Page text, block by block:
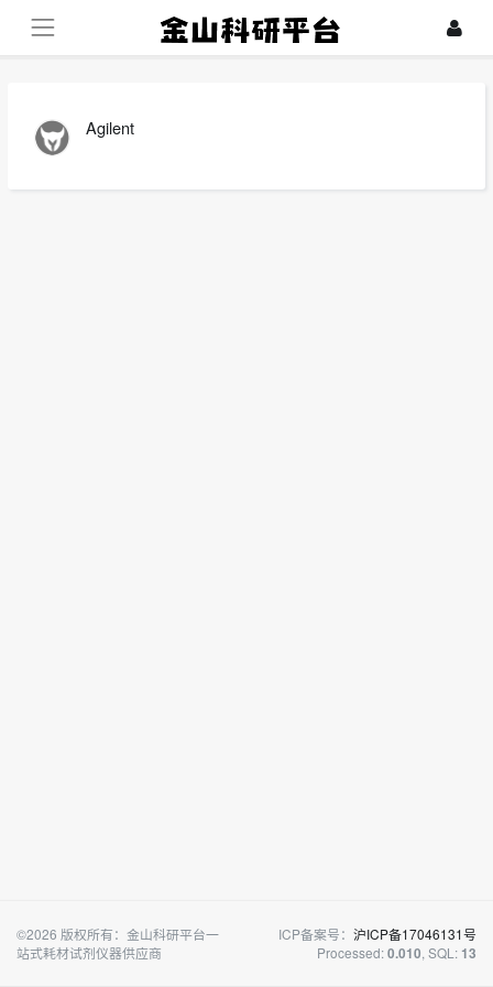
Agilent
©2026 版权所有：金山科研平台一
站式耗材试剂仪器供应商
ICP备案号： 沪ICP备17046131号
Processed:0.010, SQL: 13